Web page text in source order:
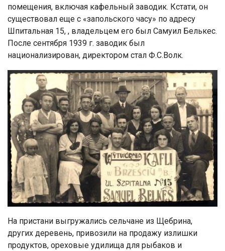
помещения, включая кафельный заводик. Кстати, он
существовал еще с «запольского часу» по адресу
Шпитальная 15, , владельцем его был Самуил Белькес.
После сентября 1939 г. заводик был
национализирован, директором стал Ф.С.Волк.
На пристани выгружались сельчане из Щебрина,
других деревень, привозили на продажу излишки
продуктов, ореховые удилища для рыбаков и